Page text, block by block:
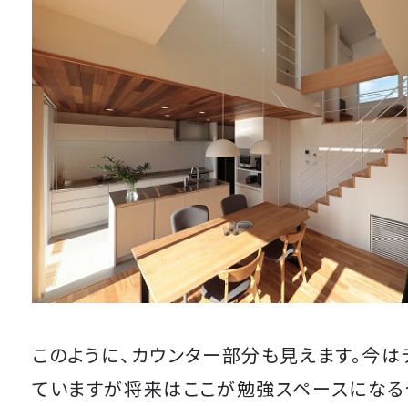
このように、カウンター部分も見えます。今
ていますが将来はここが勉強スペースになる